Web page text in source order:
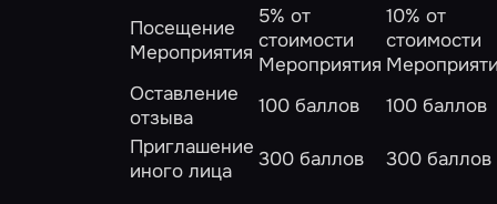
Посещение
Мероприятия
5% от
стоимости
Мероприятия
10% от
стоимости
Оставление
отзыва
100 баллов
100 баллов
Приглашение
иного лица
300 баллов 300 баллов